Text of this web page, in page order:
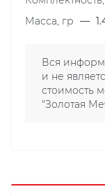
Масса, гр —
Вся
и не
стоимость
"Золотая